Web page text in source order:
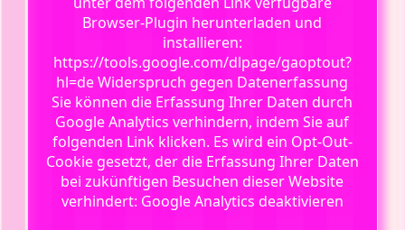
Browser-Plugin herunterladen und
installieren:
https://tools.google.com/dlpage/gaoptout?
hl=de Widerspruch gegen Datenerfassung
Sie können die Erfassung Ihrer Daten durch
Google Analytics verhindern, indem Sie auf
folgenden Link klicken. Es wird ein Opt-Out-
Cookie gesetzt, der die Erfassung Ihrer Daten
bei zukünftigen Besuchen dieser Website
verhindert: Google Analytics deaktivieren